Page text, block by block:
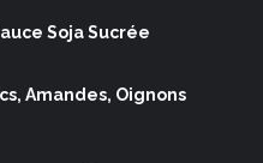
Soja Sucrée
Amandes, Oignons